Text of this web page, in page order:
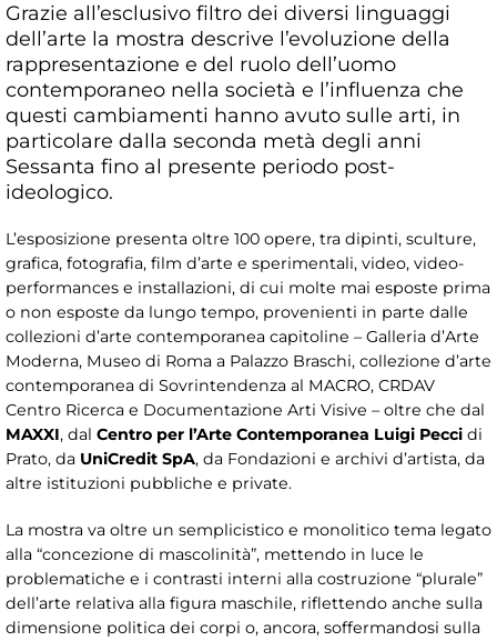
Grazie all’esclusivo filtro dei diversi linguaggi
dell’arte la mostra descrive l’evoluzione della
rappresentazione e del ruolo dell’uomo
contemporaneo nella società e l’influenza che
questi cambiamenti hanno avuto sulle arti, in
particolare dalla seconda metà degli anni
Sessanta fino al presente periodo post-
ideologico.
L’esposizione presenta oltre 100 opere, tra dipinti, sculture,
grafica, fotografia, film d’arte e sperimentali, video, video-
performances e installazioni, di cui molte mai esposte prima
o non esposte da lungo tempo, provenienti in parte dalle
collezioni d’arte contemporanea capitoline – Galleria d’Arte
Moderna, Museo di Roma a Palazzo Braschi, collezione d’arte
contemporanea di Sovrintendenza al MACRO, CRDAV
Centro Ricerca e Documentazione Arti Visive – oltre che dal
MAXXI, dal Centro per l’Arte Contemporanea Luigi Pecci di
Prato, da UniCredit SpA, da Fondazioni e archivi d’artista, da
altre istituzioni pubbliche e private.
La mostra va oltre un semplicistico e monolitico tema legato
alla “concezione di mascolinità”, mettendo in luce le
problematiche e i contrasti interni alla costruzione “plurale”
dell’arte relativa alla figura maschile, riflettendo anche sulla
dimensione politica dei corpi o, ancora, soffermandosi sulla